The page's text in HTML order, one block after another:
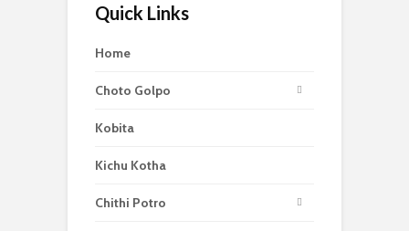
Quick Links
Home
Choto Golpo
Kobita
Kichu Kotha
Chithi Potro